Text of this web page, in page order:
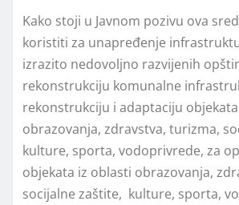
Kako stoji u Javnom pozivu ova
koristiti za unapređenje
izrazito nedovolјno razvijenih
rekonstrukciju komunalne
rekonstrukciju i adaptaciju
obrazovanja, zdravstva, turizma,
kulture, sporta, vodoprivrede, za
objekata iz oblasti obrazovanja,
socijalne zaštite, kulture, sporta,